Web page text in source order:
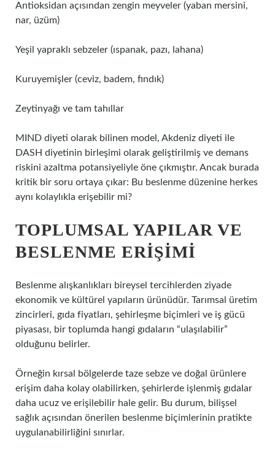
Antioksidan açısından zengin meyveler (yaban mersini,
nar, üzüm)
Yeşil yapraklı sebzeler (ıspanak, pazı, lahana)
Kuruyemişler (ceviz, badem, fındık)
Zeytinyağı ve tam tahıllar
MIND diyeti olarak bilinen model, Akdeniz diyeti ile
DASH diyetinin birleşimi olarak geliştirilmiş ve demans
riskini azaltma potansiyeliyle öne çıkmıştır. Ancak burada
kritik bir soru ortaya çıkar: Bu beslenme düzenine herkes
aynı kolaylıkla erişebilir mi?
TOPLUMSAL YAPILAR VE
BESLENME ERIŞIMI
Beslenme alışkanlıkları bireysel tercihlerden ziyade
ekonomik ve kültürel yapıların ürünüdür. Tarımsal üretim
zincirleri, gıda fiyatları, şehirleşme biçimleri ve iş gücü
piyasası, bir toplumda hangi gıdaların “ulaşılabilir”
olduğunu belirler.
Örneğin kırsal bölgelerde taze sebze ve doğal ürünlere
erişim daha kolay olabilirken, şehirlerde işlenmiş gıdalar
daha ucuz ve erişilebilir hale gelir. Bu durum, bilişsel
sağlık açısından önerilen beslenme biçimlerinin pratikte
uygulanabilirliğini sınırlar.